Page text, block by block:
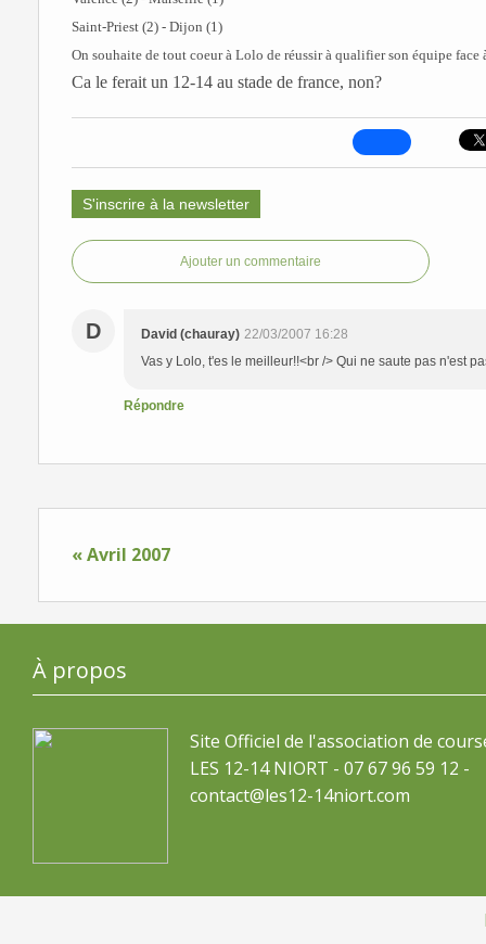
Saint-Priest (2) - Dijon (1)
On souhaite de tout coeur à Lolo de réussir à qualifier son équipe
Ca le ferait un 12-14 au stade de france, non?
S'inscrire à la newsletter
Ajouter un commentaire
D David (chauray) 22/03/2007 16:28
Vas y Lolo, t'es le meilleur!!<br /> Qui ne saute pas n'est
Répondre
« Avril 2007
À propos
Site Officiel de l'association de
LES 12-14 NIORT - 07 67 96 59 12 -
contact@les12-14niort.com